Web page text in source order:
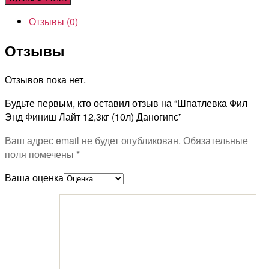
Отзывы (0)
Отзывы
Отзывов пока нет.
Будьте первым, кто оставил отзыв на “Шпатлевка Фил
Энд Финиш Лайт 12,3кг (10л) Даногипс”
Ваш адрес email не будет опубликован. Обязательные
поля помечены *
Ваша оценка